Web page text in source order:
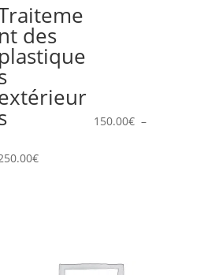
nt des
plastique
150.00€ –
€Plage
250.00€